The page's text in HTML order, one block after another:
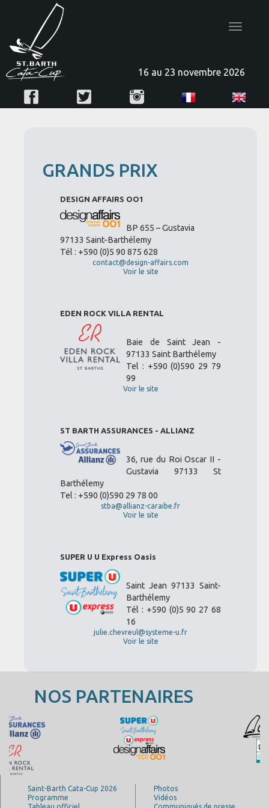
Toggle
16 au 23 novembre 2026
GRANDS PRIX
DESIGN AFFAIRS OO1
BP 655 – Gustavia
97133 Saint-Barthélemy
Tél : +590 (0)5 90 875 628
contact@design-affairs.com
Voir le site
EDEN ROCK VILLA RENTAL
Baie de Saint Jean -
97133 Saint Barthélemy
Tel : +590 (0)590 29 79
99
Voir le site
ST BARTH ASSURANCES - ALLIANZ
36, rue du Roi Oscar II -
Gustavia 97133 St
Barthélemy
Tel : +590 (0)590 29 78 00
stba@allianz-caraibe.fr
Voir le site
SUPER U U Express Oasis
Saint Jean 97133 Saint-
Barthélemy
Tél : +590 (0)5 90 27 68
16
julie.chevreul@systeme-u.fr
Voir le site
NOS PARTENAIRES
Saint-Barth Cata-Cup 2026
Programme
Photos
Vidéos